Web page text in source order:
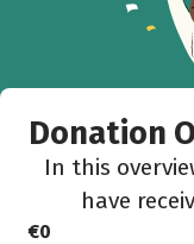
Donation
In this
have
€0